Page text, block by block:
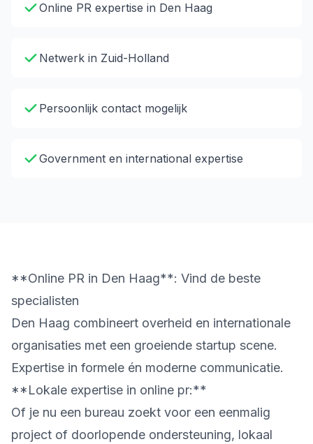
Online PR expertise in Den Haag
Netwerk in Zuid-Holland
Persoonlijk contact mogelijk
Government en international expertise
**Online PR in Den Haag**: Vind de beste
specialisten
Den Haag combineert overheid en internationale
organisaties met een groeiende startup scene.
Expertise in formele én moderne communicatie.
**Lokale expertise in online pr:**
Of je nu een bureau zoekt voor een eenmalig
project of doorlopende ondersteuning, lokaal